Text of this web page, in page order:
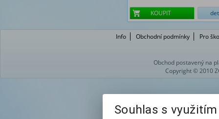
KOUPIT
Info Obchodní podmínky Pro
Obchod postavený na
Copyright © 2010
Souhlas s